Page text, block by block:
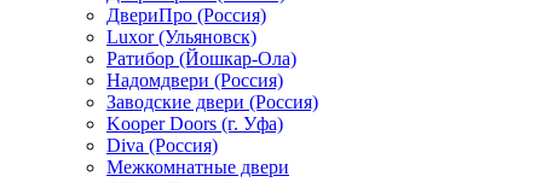
ДвериПро (Россия)
Luxor (Ульяновск)
Ратибор (Йошкар-Ола)
Надомдвери (Россия)
Заводские двери (Россия)
Kooper Doors (г. Уфа)
Diva (Россия)
Межкомнатные двери